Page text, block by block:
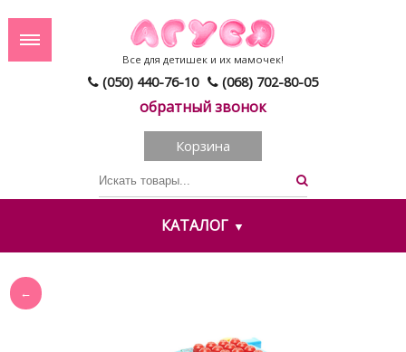
(050) 440-76-10 (068) 702-80-05
обратный звонок
Все для детишек и их мамочек!
Корзина
КАТАЛОГ